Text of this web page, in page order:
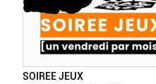
SOIREE JEUX